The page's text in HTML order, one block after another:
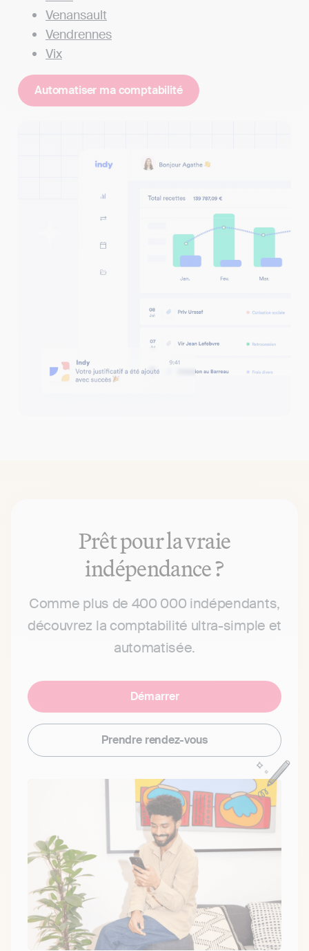
Venansault
Vendrennes
Vix
Automatiser ma comptabilité
Prêt pour la vraie
indépendance ?
Comme plus de 400 000 indépendants,
découvrez la comptabilité ultra-simple et
automatisée.
Démarrer
Prendre rendez-vous